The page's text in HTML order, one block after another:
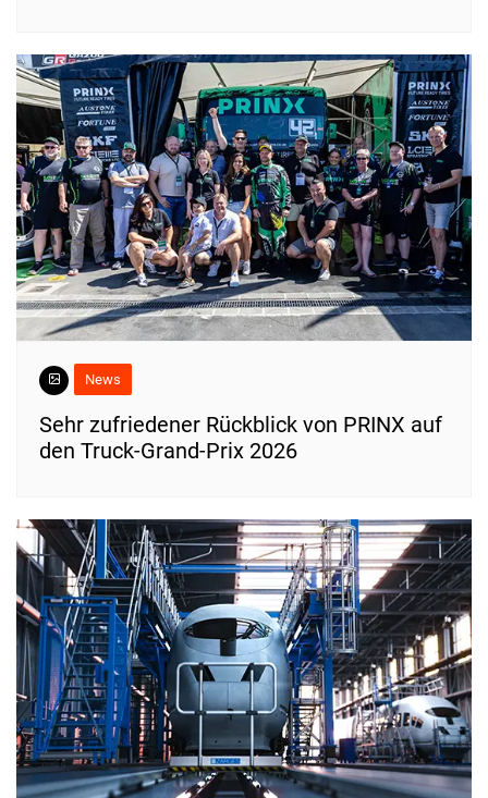
News
Sehr zufriedener Rückblick von PRINX auf
den Truck-Grand-Prix 2026